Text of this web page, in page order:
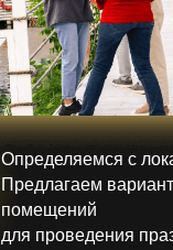
Определяемся с
Предлагаем
помещений
для проведения